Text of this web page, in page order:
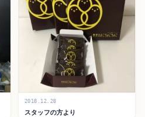
2018.12.28
スタッフの方より